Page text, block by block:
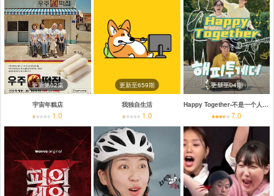
更新第02集
宇宙年糕店
1.0
更新至659期
我独自生活
1.0
更新至04期
Happy Together-不是一个人真好
7.0